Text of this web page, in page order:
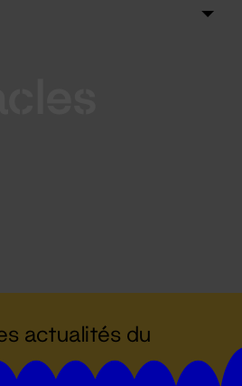
actualités du